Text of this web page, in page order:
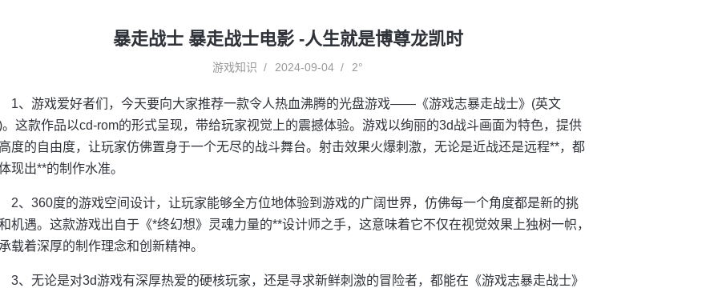
暴走战士 暴走战士电影 -人生就是博尊龙凯时
游戏知识 2024-09-04 2°
1、游戏爱好者们，今天要向大家推荐一款令人热血沸腾的光盘游戏——《游戏志暴走战士》(英文
。这款作品以cd-rom的形式呈现，带给玩家视觉上的震撼体验。游戏以绚丽的3d战斗画面为特色，提供
度的自由度，让玩家仿佛置身于一个无尽的战斗舞台。射击效果火爆刺激，无论是近战还是远程**，都
现出**的制作水准。
2、360度的游戏空间设计，让玩家能够全方位地体验到游戏的广阔世界，仿佛每一个角度都是新的挑
机遇。这款游戏出自于《*终幻想》灵魂力量的**设计师之手，这意味着它不仅在视觉效果上独树一帜，
载着深厚的制作理念和创新精神。
3、无论是对3d游戏有深厚热爱的硬核玩家，还是寻求新鲜刺激的冒险者，都能在《游戏志暴走战士》